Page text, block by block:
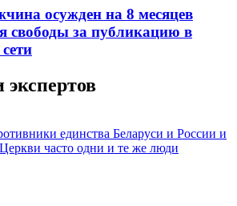
осужден на 8 месяцев
свободы за публикацию в
единства Беларуси и России и
часто одни и те же люди